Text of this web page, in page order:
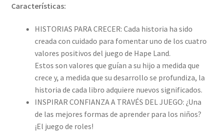
Características:
HISTORIAS PARA CRECER: Cada historia ha sido
creada con cuidado para fomentar uno de los cuatro
valores positivos del juego de Hape Land.
Estos son valores que guían a su hijo a medida que
crece y, a medida que su desarrollo se profundiza, la
historia de cada libro adquiere nuevos significados.
INSPIRAR CONFIANZA A TRAVÉS DEL JUEGO: ¿Una
de las mejores formas de aprender para los niños?
¡El juego de roles!